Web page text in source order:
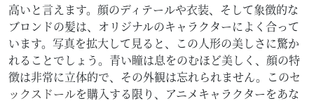
高いと言えます。顔のディテールや衣装、そして象徴的な
ブロンドの髪は、オリジナルのキャラクターによく合って
います。写真を拡大して見ると、この人形の美しさに驚か
れることでしょう。青い瞳は息をのむほど美しく、顔の特
徴は非常に立体的で、その外観は忘れられません。このセ
ックスドールを購入する限り、アニメキャラクターをあな